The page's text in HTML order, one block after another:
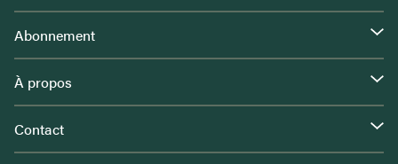
Abonnement
À propos
Contact